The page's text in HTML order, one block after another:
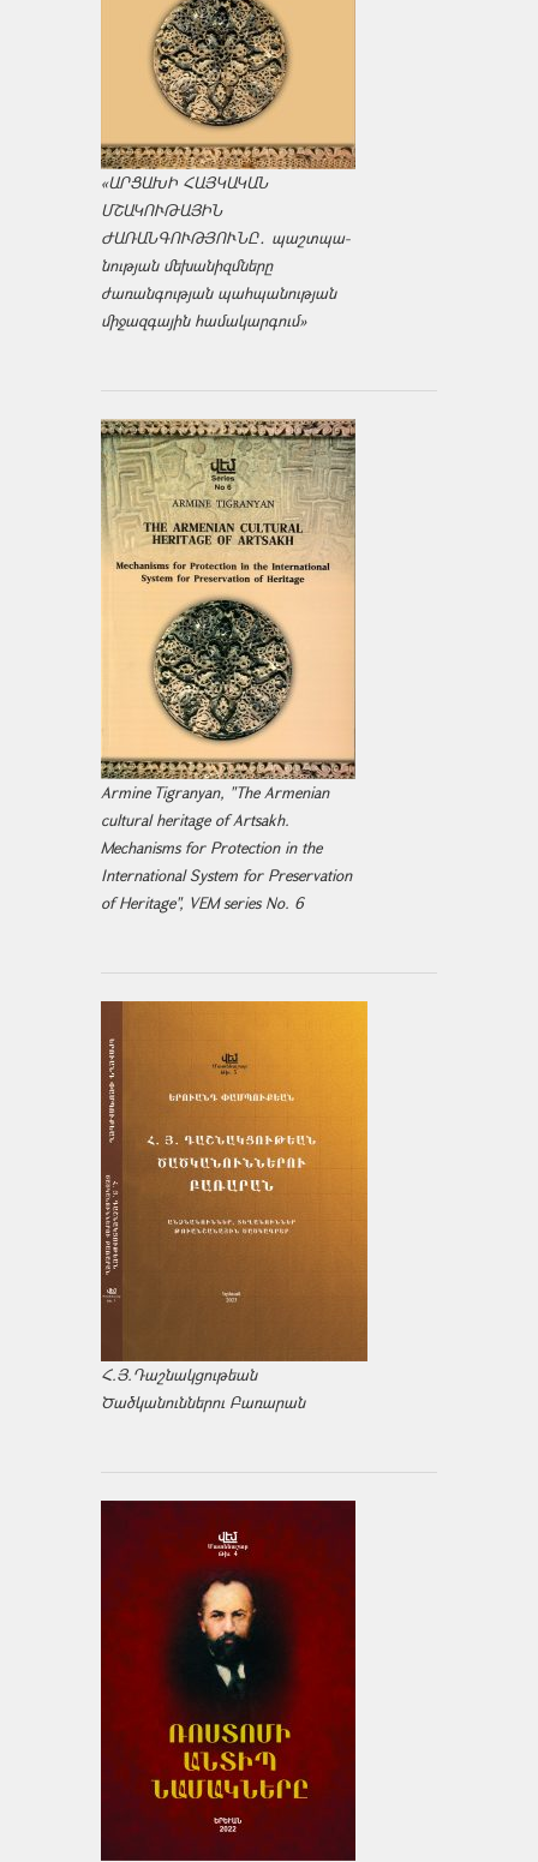
«ԱՐՑԱԽԻ ՀԱՅԿԱԿԱՆ
ՄՇԱԿՈՒԹԱՅԻՆ
ԺԱՌԱՆԳՈՒԹՅՈՒՆԸ․ պաշտպա­
նության մեխանիզմները
ժառանգության պահպանության
միջազ­գային համակարգում»
Armine Tigranyan, "The Armenian
cultural heritage of Artsakh.
Mechanisms for Protection in the
International System for Preservation
of Heritage", VEM series No. 6
Հ.Յ.Դաշնակցութեան
Ծածկանուններու Բառարան